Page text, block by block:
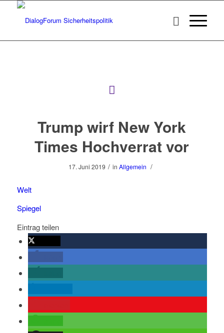
Trump wirf New York
Times Hochverrat vor
17. Juni 2019 / inAllgemein /
Welt
Spiegel
Eintrag teilen